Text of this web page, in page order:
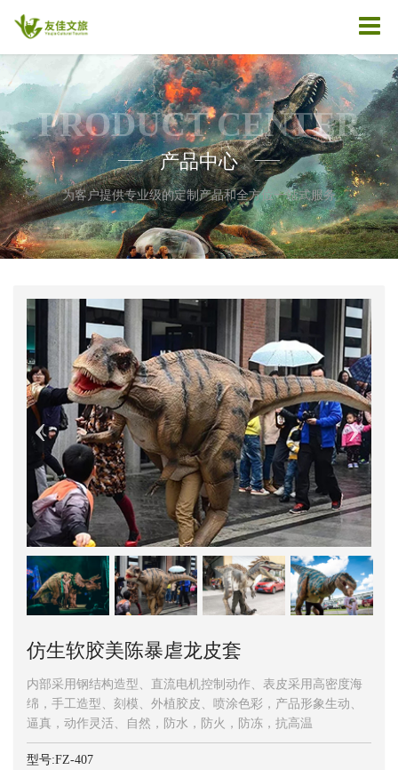
PRODUCT CENTER
—— 产品中心 ——
为客户提供专业级的定制产品和全方位一站式服务
仿生软胶美陈暴虐龙皮套
内部采用钢结构造型、直流电机控制动作、表皮采用高密度海
绵，手工造型、刻模、外植胶皮、喷涂色彩，产品形象生动、
逼真，动作灵活、自然，防水，防火，防冻，抗高温
型号:FZ-407